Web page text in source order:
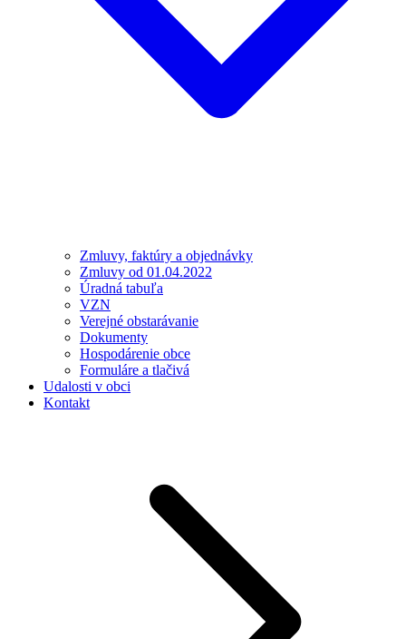
Zmluvy, faktúry a objednávky
Zmluvy od 01.04.2022
Úradná tabuľa
VZN
Verejné obstarávanie
Dokumenty
Hospodárenie obce
Formuláre a tlačivá
Udalosti v obci
Kontakt